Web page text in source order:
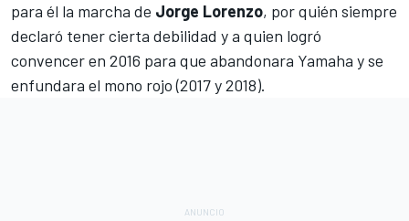
para él la marcha de Jorge Lorenzo, por quién siempre
declaró tener cierta debilidad y a quien logró
convencer en 2016 para que abandonara Yamaha y se
enfundara el mono rojo (2017 y 2018).